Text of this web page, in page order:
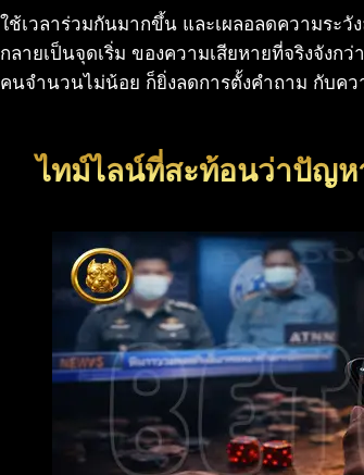
ใช้เวลาร่วมกันมากขึ้น และเผลอลดความระ
กลายเป็นจุดเริ่ม ของความเสียหายที่จริงจัง
คนจำนวนไม่น้อย ก็ยิ่งลดการตั้งคำถาม กับคว
ไทม์ไลน์ที่สะท้อนว่าปัญ